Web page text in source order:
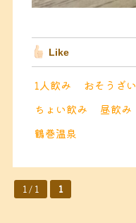
Like
1人飲み おそうざい
ちょい飲み
昼飲み
鶴巻温泉
1 / 1 1